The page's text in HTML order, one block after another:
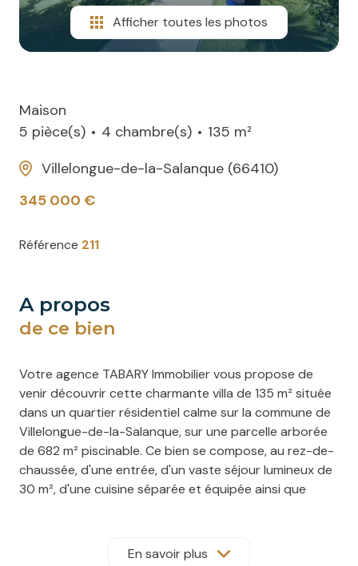
Afficher toutes les photos
Maison
5 pièce(s)
4 chambre(s)
135 m²
Villelongue-de-la-Salanque (66410)
345 000 €
Référence 211
a propos
de ce bien
Votre agence TABARY Immobilier vous propose de
venir découvrir cette charmante villa de 135 m² située
dans un quartier résidentiel calme sur la commune de
Villelongue-de-la-Salanque, sur une parcelle arborée
de 682 m² piscinable. Ce bien se compose, au rez-de-
chaussée, d'une entrée, d'un vaste séjour lumineux de
30 m², d'une cuisine séparée et équipée ainsi que
une seconde salle d'eau avec WC et un WC
En savoir plus